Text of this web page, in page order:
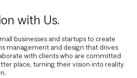
with Us.
businesses and startups to create
management and design that drives
with clients who are committed
place, turning their vision into reality